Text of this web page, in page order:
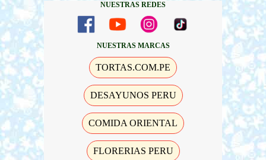
NUESTRAS REDES
NUESTRAS MARCAS
TORTAS.COM.PE
DESAYUNOS PERU
COMIDA ORIENTAL
FLORERIAS PERU